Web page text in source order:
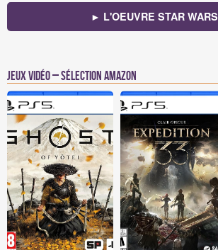
► L'OEUVRE STAR WARS
Jeux vidéo – Sélection Amazon